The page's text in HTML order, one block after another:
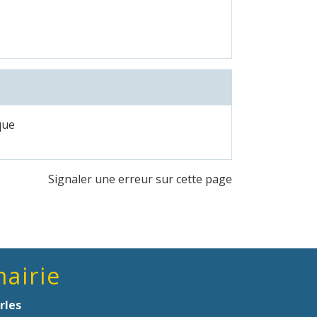
Signaler une erreur sur cette page